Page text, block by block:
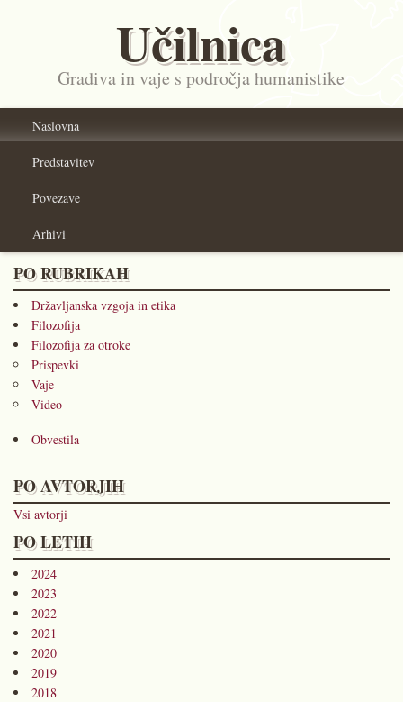
Učilnica
Gradiva in vaje s področja humanistike
Naslovna
Predstavitev
Povezave
Arhivi
PO RUBRIKAH
Državljanska vzgoja in etika
Filozofija
Filozofija za otroke
Prispevki
Vaje
Video
Obvestila
PO AVTORJIH
Vsi avtorji
PO LETIH
2024
2023
2022
2021
2020
2019
2018